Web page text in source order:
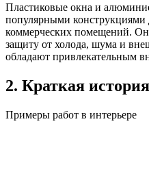
Пластиковые окна и
популярными конструкциями
коммерческих помещений.
защиту от холода, шума и
обладают привлекательным
2. Краткая
Примеры работ в интерьере